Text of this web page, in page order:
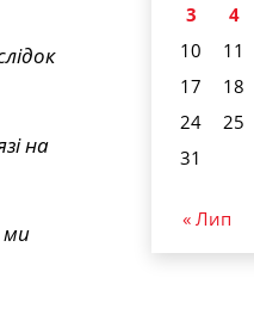
на
ми
3
4
10
11
17
18
24
25
31
« Лип